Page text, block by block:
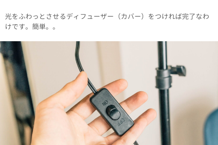
光をふわっとさせるディフューザー（カバー）をつければ完了なわ
けです。簡単。。